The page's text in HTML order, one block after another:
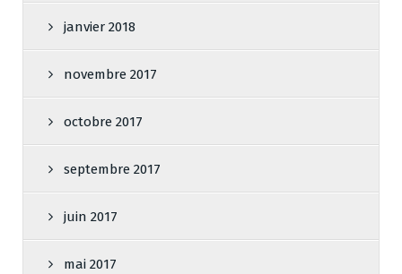
janvier 2018
novembre 2017
octobre 2017
septembre 2017
juin 2017
mai 2017